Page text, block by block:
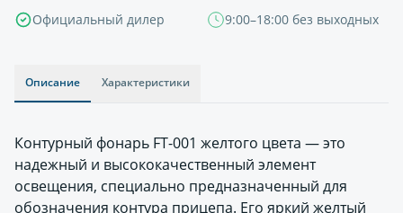
Официальный дилер
9:00–18:00 без выходных
Описание Характеристики
Контурный фонарь FT-001 желтого цвета — это
надежный и высококачественный элемент
освещения, специально предназначенный для
обозначения контура прицепа. Его яркий желтый